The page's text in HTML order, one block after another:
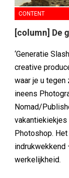
CONTENT
[column] De
‘Generatie
creative
waar je u tegen
ineens
Nomad/
vakantiekiekjes
Photoshop.
werkelijkheid.